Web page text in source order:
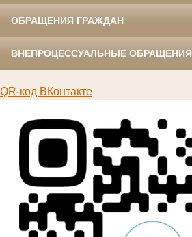
ОБРАЩЕНИЯ ГРАЖДАН
ВНЕПРОЦЕССУАЛЬНЫЕ ОБРАЩЕНИЯ
QR-код ВКонтакте